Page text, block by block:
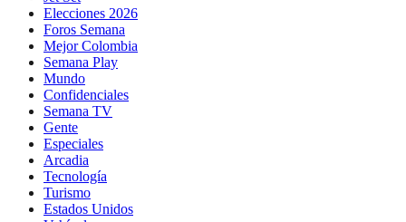
Elecciones 2026
Foros Semana
Mejor Colombia
Semana Play
Mundo
Confidenciales
Semana TV
Gente
Especiales
Arcadia
Tecnología
Turismo
Estados Unidos